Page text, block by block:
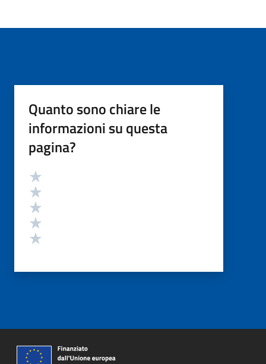
Quanto sono chiare le
informazioni su questa
pagina?
Valutazione